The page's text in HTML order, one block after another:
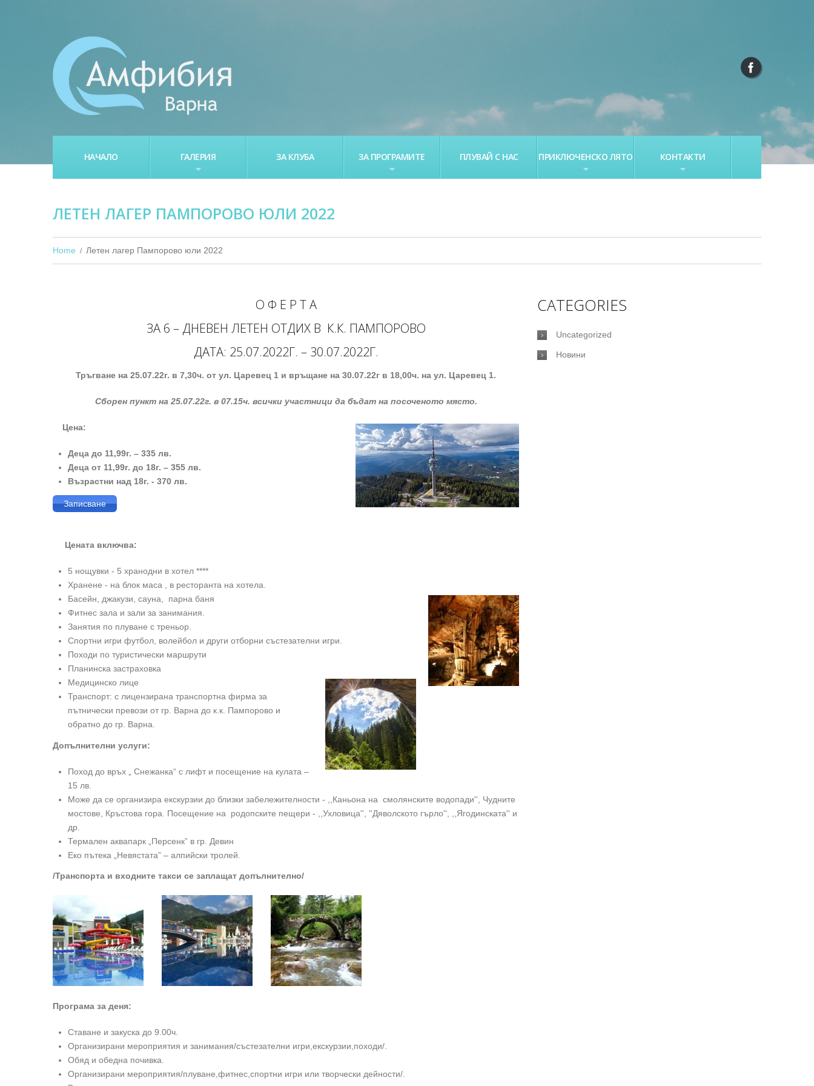
НАЧАЛО ГАЛЕРИЯ ЗА КЛУБА ЗА ПРОГРАМИТЕ ПЛУВАЙ С НАС ПРИКЛЮЧЕНСКО ЛЯТО КОНТАКТИ
ЛЕТЕН ЛАГЕР ПАМПОРОВО ЮЛИ 2022
Home Летен лагер Пампорово юли 2022
О Ф Е Р Т А
ЗА 6 – ДНЕВЕН ЛЕТЕН ОТДИХ В К.К. ПАМПОРОВО
ДАТА: 25.07.2022Г. – 30.07.2022Г.
Тръгване на 25.07.22г. в 7,30ч. от ул. Царевец 1 и връщане на 30.07.22г в 18,00ч. на ул. Царевец 1.
Сборен пункт на 25.07.22г. в 07.15ч. всички участници да бъдат на посоченото място.
Цена:
Деца до 11,99г. – 335 лв.
Деца от 11,99г. до 18г. – 355 лв.
Възрастни над 18г. - 370 лв.
Записване
Цената включва:
5 нощувки - 5 хранодни в хотел ****
Хранене - на блок маса , в ресторанта на хотела.
Басейн, джакузи, сауна, парна баня
Фитнес зала и зали за занимания.
Занятия по плуване с треньор.
Спортни игри футбол, волейбол и други отборни състезателни игри.
Походи по туристически маршрути
Планинска застраховка
Медицинско лице
Транспорт: с лицензирана транспортна фирма за
пътнически превози от гр. Варна до к.к. Пампорово и
обратно до гр. Варна.
Допълнителни услуги:
Поход до връх „ Снежанка“ с лифт и посещение на кулата –
15 лв.
Може да се организира екскурзии до близки забележителности - ,,Каньона на смолянските водопади'', Чудните
мостове, Кръстова гора. Посещение на родопските пещери - ,,Ухловица'', ''Дяволското гърло'', ,,Ягодинската'' и
др.
Термален аквапарк „Персенк” в гр. Девин
Еко пътека „Невястата” – алпийски тролей.
/Транспорта и входните такси се заплащат допълнително/
Програма за деня:
Ставане и закуска до 9.00ч.
Организирани мероприятия и занимания/състезателни игри,екскурзии,походи/.
Обяд и обедна почивка.
Организирани мероприятия/плуване,фитнес,спортни игри или творчески дейности/.
CATEGORIES
Uncategorized
Новини